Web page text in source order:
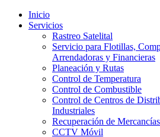
Inicio
Servicios
Rastreo Satelital
Servicio para Flotillas,
Arrendadoras y Financieras
Planeación y Rutas
Control de Temperatura
Control de Combustible
Control de Centros de
Industriales
Recuperación de
CCTV Móvil